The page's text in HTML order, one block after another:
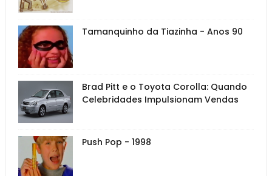
Tamanquinho da Tiazinha - Anos 90
Brad Pitt e o Toyota Corolla: Quando
Celebridades Impulsionam Vendas
Push Pop - 1998